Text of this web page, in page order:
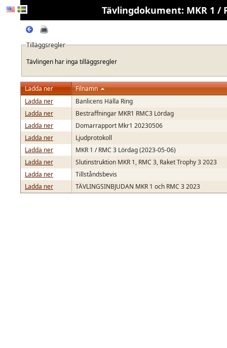
Tävlingdokument: MKR 1 /
Tilläggsregler
Tävlingen har inga tilläggsregler
Ladda ner
Filnamn
Ladda ner
Banlicens Hälla Ring
Ladda ner
Bestraffningar MKR1 RMC3 Lördag
Ladda ner
Domarrapport Mkr1 20230506
Ladda ner
Ljudprotokoll
Ladda ner
MKR 1 / RMC 3 Lördag (2023-05-06)
Ladda ner
Slutinstruktion MKR 1, RMC 3, Raket Trophy 3 2023
Ladda ner
Tillståndsbevis
Ladda ner
TÄVLINGSINBJUDAN MKR 1 och RMC 3 2023